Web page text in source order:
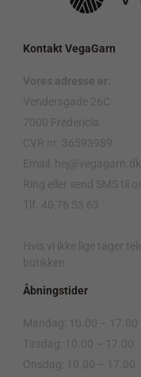
Kontakt VegaGarn
Vores adresse er:
Vendersgade 26C
7000 Fredericia
CVR nr. 36593989
Email: hej@vegagarn.dk
Ring eller send SMS til
Tlf. 40 76 53 63
Hvis vi ikke lige tager
butikken.
Åbningstider
Mandag: 10.00 – 17.00
Tirsdag: 10.00 – 17.00
Onsdag: 10.00 – 17.00